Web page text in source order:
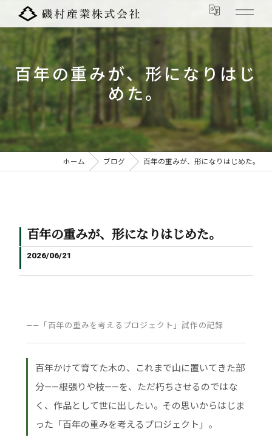
百年の重みが、形になりはじ
めた。
ホーム ブログ 百年の重みが、形になりはじめた。
百年の重みが、形になりはじめた。
2026/06/21
——「百年の重みを考えるプロジェクト」試作の記録
百年かけて育てた木の、これまで山に置いてきた部
分——根張りや枝——を、ただ朽ちさせるのではな
く、作品として世に出したい。その思いからはじま
った「百年の重みを考えるプロジェクト」。